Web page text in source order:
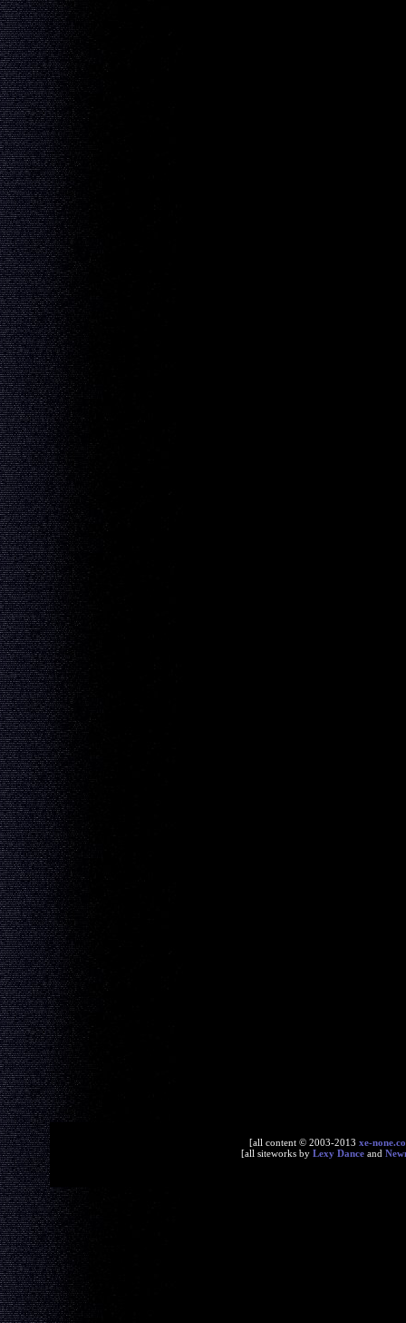
[all content © 2003-2013 xe-
[all siteworks by Lexy Danceand